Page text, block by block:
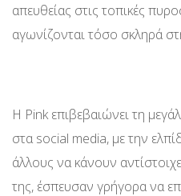
απευθείας στις τοπικές
αγωνίζονται τόσο σκληρά
Η Pink επιβεβαιώνει τη
στα social media, με την
άλλους να κάνουν
της, έσπευσαν γρήγορα να